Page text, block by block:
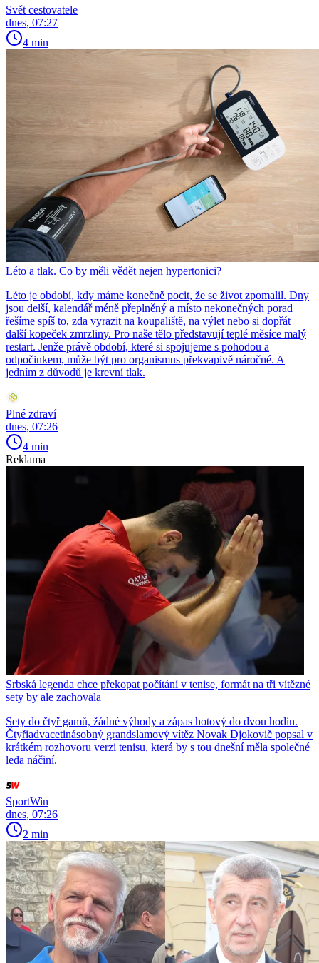
Svět cestovatele
dnes, 07:27
4 min
Léto a tlak. Co by měli vědět nejen hypertonici?
Léto je období, kdy máme konečně pocit, že se život zpomalil. Dny
jsou delší, kalendář méně přeplněný a místo nekonečných porad
řešíme spíš to, zda vyrazit na koupaliště, na výlet nebo si dopřát
další kopeček zmrzliny. Pro naše tělo představují teplé měsíce malý
restart. Jenže právě období, které si spojujeme s pohodou a
odpočinkem, může být pro organismus překvapivě náročné. A
jedním z důvodů je krevní tlak.
Plné zdraví
dnes, 07:26
4 min
Reklama
Srbská legenda chce překopat počítání v tenise, formát na tři vítězné
sety by ale zachovala
Sety do čtyř gamů, žádné výhody a zápas hotový do dvou hodin.
Čtyřiadvacetinásobný grandslamový vítěz Novak Djokovič popsal v
krátkém rozhovoru verzi tenisu, která by s tou dnešní měla společné
leda náčiní.
SportWin
dnes, 07:26
2 min